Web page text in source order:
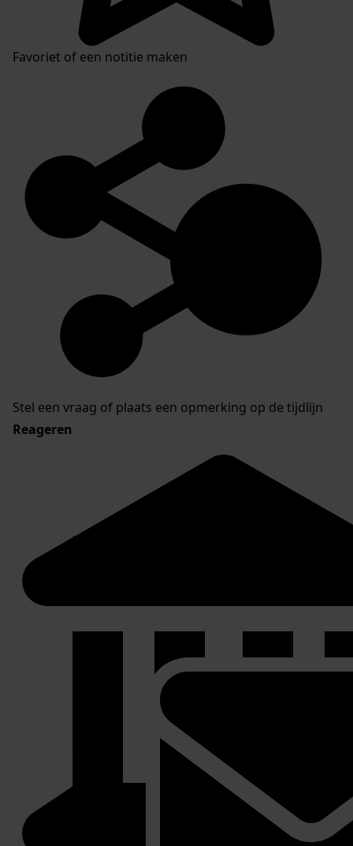
Favoriet of een notitie maken
Stel een vraag of plaats een opmerking op de tijdlijn
Reageren